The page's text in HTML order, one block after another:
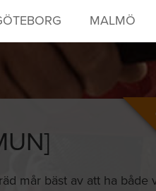
MALMÖ
mår bäst av att ha både